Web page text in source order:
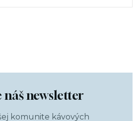
newsletter
komunite kávových